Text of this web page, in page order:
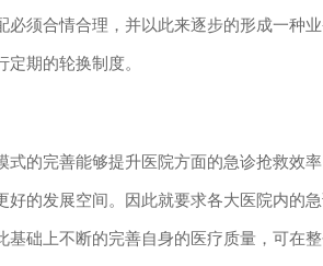
必须合情合理，并以此来逐步的形成一种
期的轮换制度。
式的完善能够提升医院方面的急诊抢救效
好的发展空间。因此就要求各大医院内的
础上不断的完善自身的医疗质量，可在